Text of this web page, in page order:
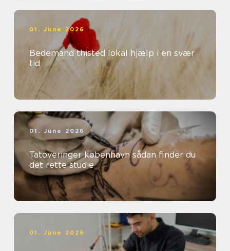
01. June 2026
Bedemand thisted lokal hjælp i en svær
tid
01. June 2026
Tatoveringer københavn sådan finder du
det rette studie
01. June 2026